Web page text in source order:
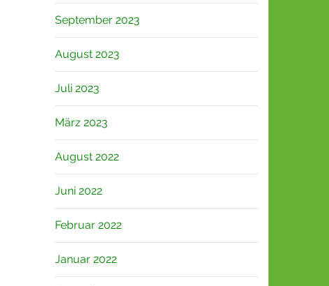
September 2023
August 2023
Juli 2023
März 2023
August 2022
Juni 2022
Februar 2022
Januar 2022